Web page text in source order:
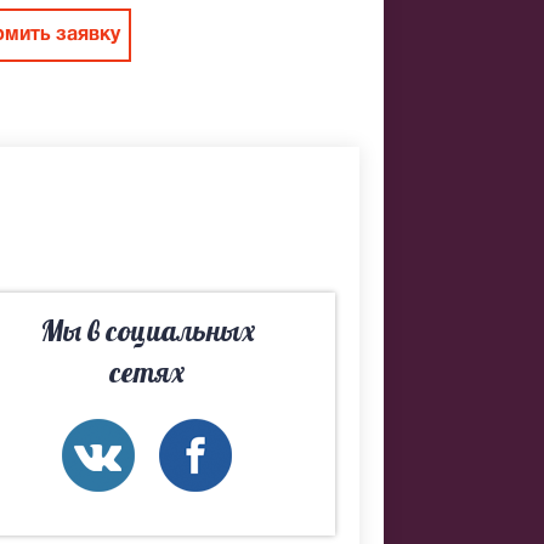
заявку
Мы в социальных
сетях